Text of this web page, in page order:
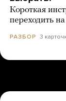
Короткая
переходить
РАЗБОР 3